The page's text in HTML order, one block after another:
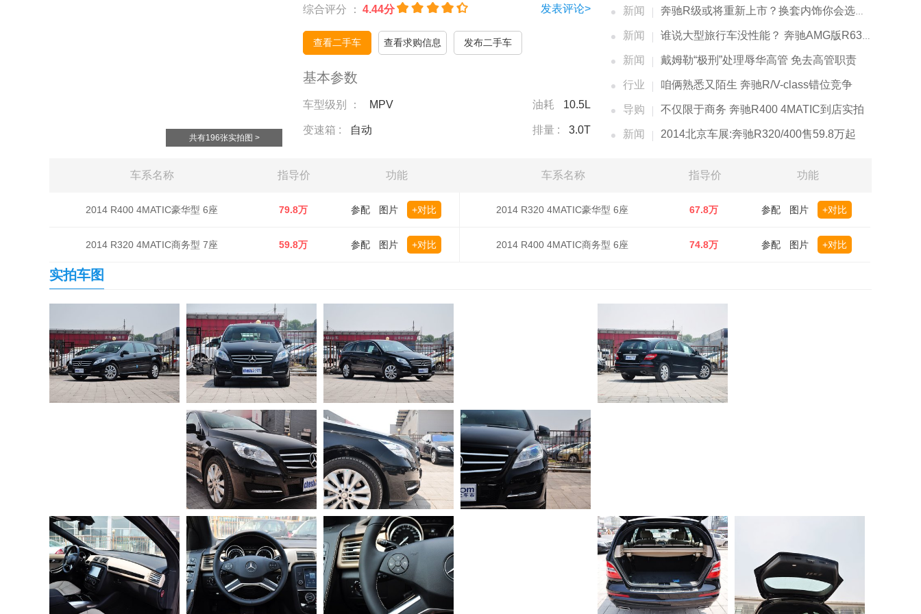
共有196张实拍图 >
综合评分 ： 4.44分 发表评论>
查看二手车 查看求购信息 发布二手车
基本参数
车型级别 ： MPV 油耗 10.5L
变速箱 : 自动 排量 : 3.0T
新闻 奔驰R级或将重新上市？换套内饰你会选择它么？...
新闻 谁说大型旅行车没性能？ 奔驰AMG版R63了解下
新闻 戴姆勒“极刑”处理辱华高管 免去高管职责
行业 咱俩熟悉又陌生 奔驰R/V-class错位竞争
导购 不仅限于商务 奔驰R400 4MATIC到店实拍
新闻 2014北京车展:奔驰R320/400售59.8万起
车系名称 指导价 功能 车系名称 指导价 功能
2014 R400 4MATIC豪华型 6座 79.8万 参配 图片 +对比
2014 R320 4MATIC商务型 7座 59.8万 参配 图片 +对比
2014 R320 4MATIC豪华型 6座 67.8万 参配 图片 +对比
2014 R400 4MATIC商务型 6座 74.8万 参配 图片 +对比
实拍车图